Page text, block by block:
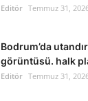
Editör Temmuz 31,
Bodrum’da
görüntüsü. halk
Editör Temmuz 31,